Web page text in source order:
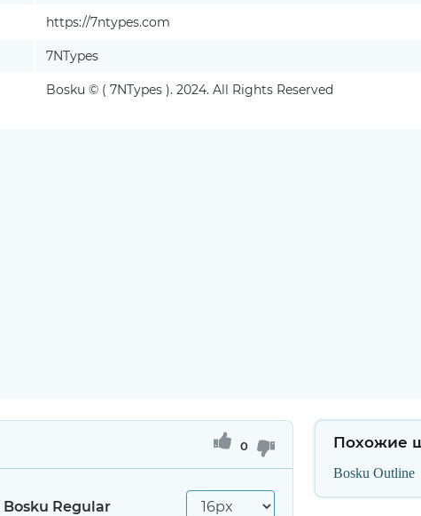
https://7ntypes.com
7NTypes
Bosku © ( 7NTypes ). 2024. All Rights Reserved
0
Bosku Regular
Похожие
Bosku Outline